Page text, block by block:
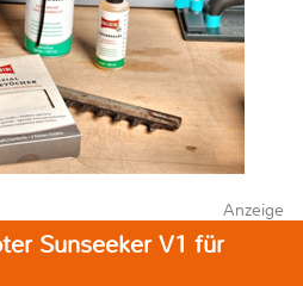
Anzeige
Sunseeker V1 für